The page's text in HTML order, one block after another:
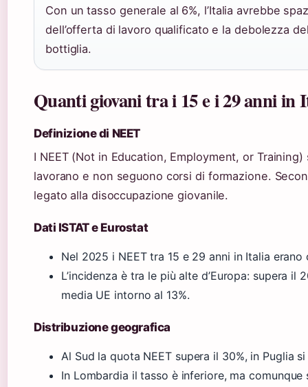
Con un tasso generale al 6%, l’Italia avrebbe
dell’offerta di lavoro qualificato e la debolezza
bottiglia.
Quanti giovani tra i 15 e i 29 anni in
Definizione di NEET
I NEET (Not in Education, Employment, or
lavorano e non seguono corsi di formazione.
legato alla disoccupazione giovanile.
Dati ISTAT e Eurostat
Nel 2025 i NEET tra 15 e 29 anni in Italia erano
L’incidenza è tra le più alte d’Europa: supera
media UE intorno al 13%.
Distribuzione geografica
Al Sud la quota NEET supera il 30%, in Puglia
In Lombardia il tasso è inferiore, ma